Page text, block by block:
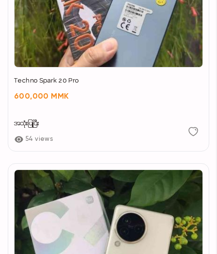
Techno Spark 20 Pro
600,000 MMK
အသုံးပြုပြီး
54 views